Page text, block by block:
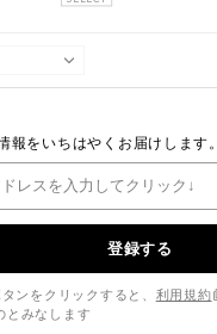
報をいちはやくお届けします。
登録する
ンをクリックすると、 利用規約
とみなします